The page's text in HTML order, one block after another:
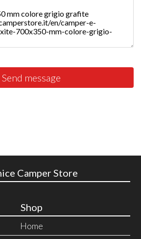
Send message
Camper Store
Shop
Home